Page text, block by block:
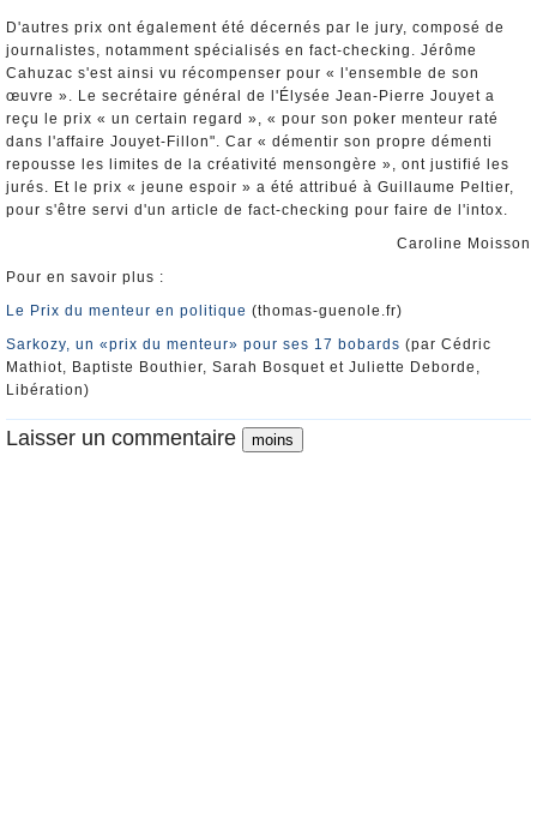
D'autres prix ont également été décernés par le jury, composé de
journalistes, notamment spécialisés en fact-checking. Jérôme
Cahuzac s'est ainsi vu récompenser pour « l'ensemble de son
œuvre ». Le secrétaire général de l'Élysée Jean-Pierre Jouyet a
reçu le prix « un certain regard », « pour son poker menteur raté
dans l'affaire Jouyet-Fillon". Car « démentir son propre démenti
repousse les limites de la créativité mensongère », ont justifié les
jurés. Et le prix « jeune espoir » a été attribué à Guillaume Peltier,
pour s'être servi d'un article de fact-checking pour faire de l'intox.
Caroline Moisson
Pour en savoir plus :
Le Prix du menteur en politique (thomas-guenole.fr)
Sarkozy, un «prix du menteur» pour ses 17 bobards (par Cédric
Mathiot, Baptiste Bouthier, Sarah Bosquet et Juliette Deborde,
Libération)
Laisser un commentaire